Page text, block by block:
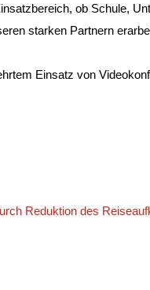
ob Schule,
starken Partnern
Einsatz von
Reduktion des